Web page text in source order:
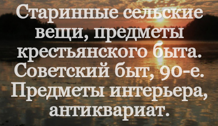
Старинные сельские
вещи, предметы
крестьянского быта.
Советский быт, 90-е.
Предметы интерьера,
антиквариат.